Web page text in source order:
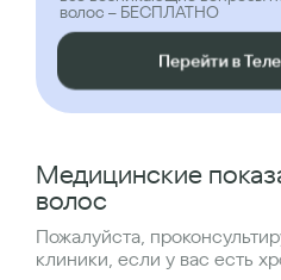
волос – БЕСПЛАТНО
Перейти в
Медицинские
волос
Пожалуйста,
клиники, если у вас есть